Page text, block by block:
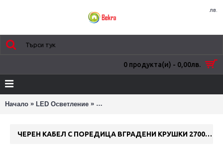
лв.
0 продукта(и) - 0,00лв.
Начало » LED Осветление » ЧЕРЕН КАБЕЛ С ПОРЕДИЦА ВГРАДЕНИ
ЧЕРЕН КАБЕЛ С ПОРЕДИЦА ВГРАДЕНИ КРУШКИ 2700K 10PCS/G45 IP65 8M